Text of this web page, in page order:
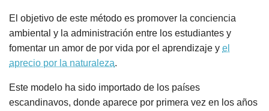
El objetivo de este método es promover la conciencia
ambiental y la administración entre los estudiantes y
fomentar un amor de por vida por el aprendizaje y el
aprecio por la naturaleza.
Este modelo ha sido importado de los países
escandinavos, donde aparece por primera vez en los años